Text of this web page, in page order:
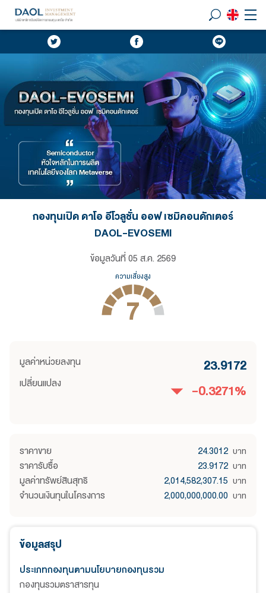
กองทุนเปิด ดาโอ อีโวลูชั่น ออฟ เซมิคอนดักเตอร์
DAOL-EVOSEMI
ข้อมูลวันที่ 05 ส.ค. 2569
ความเสี่ยงสูง
7
มูลค่าหน่วยลงทุน 23.9172
เปลี่ยนแปลง -0.3271%
ราคาขาย 24.3012 บาท
ราคารับซื้อ 23.9172 บาท
มูลค่าทรัพย์สินสุทธิ 2,014,582,307.15 บาท
จำนวนเงินทุนในโครงการ 2,000,000,000.00 บาท
ข้อมูลสรุป
ประเภทกองทุนตามนโยบายกองทุนรวม
กองทุนรวมตราสารทุน